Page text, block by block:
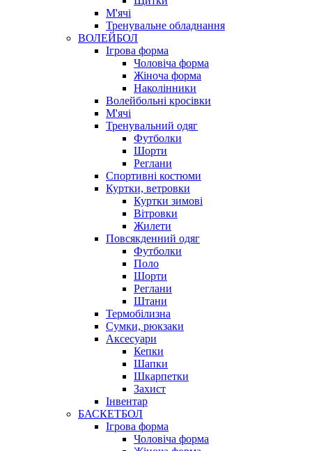
М'ячі
Тренувальне обладнання
ВОЛЕЙБОЛ
Ігрова форма
Чоловіча форма
Жіноча форма
Наколінники
Волейбольні кросівки
М'ячі
Тренувальний одяг
Футболки
Шорти
Реглани
Спортивні костюми
Куртки, ветровки
Куртки зимові
Вітровки
Жилети
Повсякденний одяг
Футболки
Поло
Шорти
Реглани
Штани
Термобілизна
Сумки, рюкзаки
Аксесуари
Кепки
Шапки
Шкарпетки
Захист
Інвентар
БАСКЕТБОЛ
Ігрова форма
Чоловіча форма